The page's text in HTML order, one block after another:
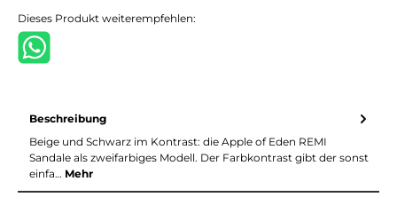
Dieses Produkt weiterempfehlen:
Beschreibung
Beige und Schwarz im Kontrast: die Apple of Eden REMI
Sandale als zweifarbiges Modell. Der Farbkontrast gibt der sonst
einfa… Mehr